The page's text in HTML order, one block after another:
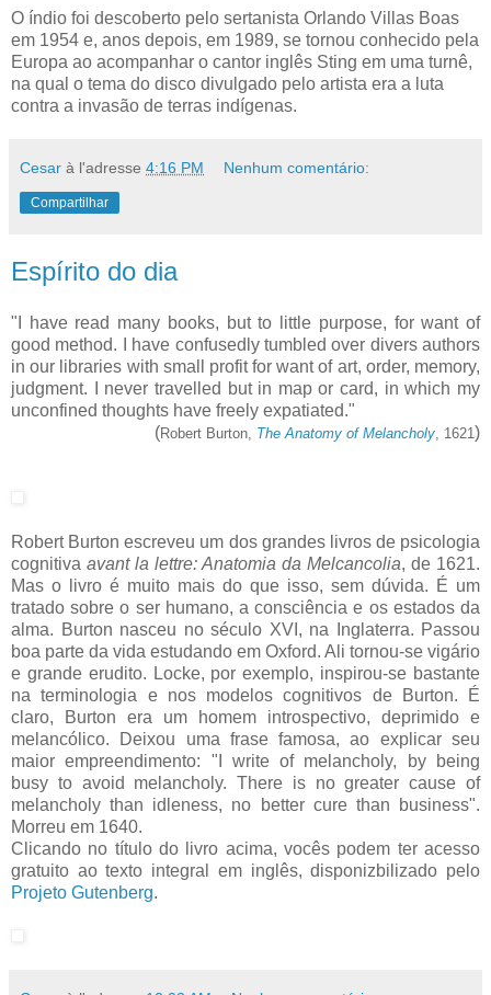
O índio foi descoberto pelo sertanista Orlando Villas Boas
em 1954 e, anos depois, em 1989, se tornou conhecido pela
Europa ao acompanhar o cantor inglês Sting em uma turnê,
na qual o tema do disco divulgado pelo artista era a luta
contra a invasão de terras indígenas.
Cesar à l'adresse 4:16 PM Nenhum comentário:
Compartilhar
Espírito do dia
"I have read many books, but to little purpose, for want of
good method. I have confusedly tumbled over divers authors
in our libraries with small profit for want of art, order, memory,
judgment. I never travelled but in map or card, in which my
unconfined thoughts have freely expatiated."
(Robert Burton, The Anatomy of Melancholy, 1621)
Robert Burton escreveu um dos grandes livros de psicologia
cognitiva avant la lettre: Anatomia da Melcancolia, de 1621.
Mas o livro é muito mais do que isso, sem dúvida. É um
tratado sobre o ser humano, a consciência e os estados da
alma. Burton nasceu no século XVI, na Inglaterra. Passou
boa parte da vida estudando em Oxford. Ali tornou-se vigário
e grande erudito. Locke, por exemplo, inspirou-se bastante
na terminologia e nos modelos cognitivos de Burton. É
claro, Burton era um homem introspectivo, deprimido e
melancólico. Deixou uma frase famosa, ao explicar seu
maior empreendimento: " I write of melancholy, by being
busy to avoid melancholy. There is no greater cause of
melancholy than idleness, no better cure than business".
Morreu em 1640.
Clicando no título do livro acima, vocês podem ter acesso
gratuito ao texto integral em inglês, disponizbilizado pelo
Projeto Gutenberg.